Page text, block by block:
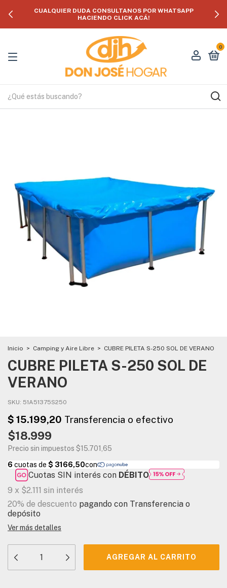
CUALQUIER DUDA CONSULTANOS POR WHATSAPP
HACIENDO CLICK ACÁ!
0
Inicio > Camping y Aire Libre > CUBRE PILETA S-250 SOL DE VERANO
CUBRE PILETA S-250 SOL DE
VERANO
SKU: 51A51375S250
$18.999
Precio sin impuestos $15.701,65
Cuotas SIN interés con DÉBITO
9 x $2.111 sin interés
20% de descuento pagando con Transferencia o
depósito
Ver más detalles